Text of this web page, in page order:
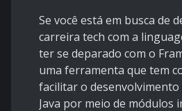
Se você está em busca de
carreira tech com a
ter se deparado com o
uma ferramenta que tem
facilitar o desenvolvimento
Java por meio de módulos